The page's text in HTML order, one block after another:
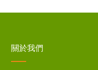
關於我們